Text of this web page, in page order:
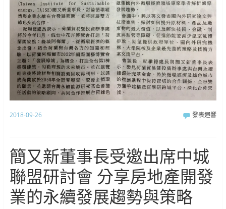
2018-09-26 發表迴響
簡又新董事長受邀出席中城
聯盟研討會 分享房地產開發
業的永續發展趨勢與策略